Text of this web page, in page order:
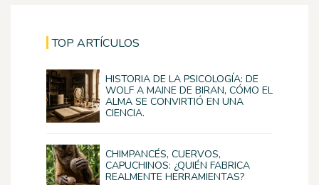
TOP ARTÍCULOS
HISTORIA DE LA PSICOLOGÍA: DE
WOLF A MAINE DE BIRAN, CÓMO EL
ALMA SE CONVIRTIÓ EN UNA
CIENCIA.
CHIMPANCÉS, CUERVOS,
CAPUCHINOS: ¿QUIÉN FABRICA
REALMENTE HERRAMIENTAS?